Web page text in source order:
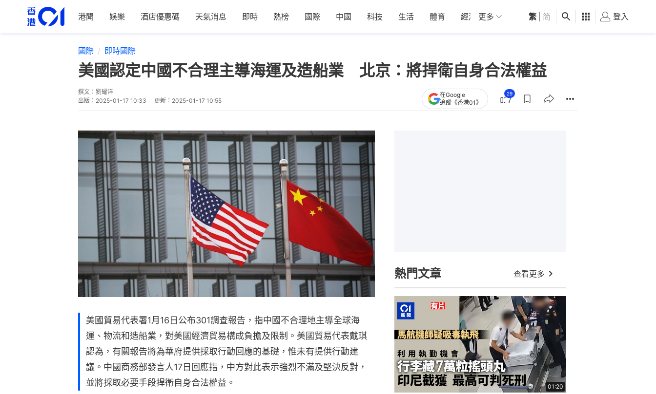
港聞 娛樂 酒店優惠碼 天氣消息 即時 熱榜 國際 中國 科技 生活 體育 經濟 01深圳 觀點 健康 好食玩飛
更多 繁 简 登入
國際 即時國際
美國認定中國不合理主導海運及造船業 北京：將捍衛自身合法權益
撰文： 劉耀洋
出版： 2025-01-17 10:33 更新： 2025-01-17 10:55
在Google
追蹤《香港01》
29
美國貿易代表署1月16日公布301調查報告，指中國不合理地主導全球海
運、物流和造船業，對美國經濟貿易構成負擔及限制。美國貿易代表戴琪
認為，有關報告將為華府提供採取行動回應的基礎，惟未有提供行動建
議。中國商務部發言人17日回應指，中方對此表示強烈不滿及堅決反對，
並將採取必要手段捍衛自身合法權益。
熱門文章 查看更多
01:20